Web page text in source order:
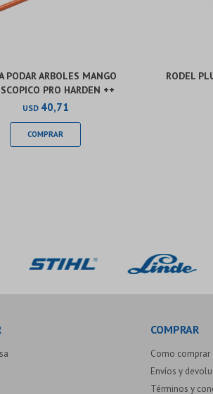
PODAR ARBOLES MANGO
PRO HARDEN ++
USD 40,71
RODEL
COMPRAR
Como comprar
Envíos y
Términos y